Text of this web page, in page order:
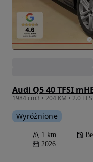
Audi Q5 40 TFSI
Wyróżnione
1 km
2026